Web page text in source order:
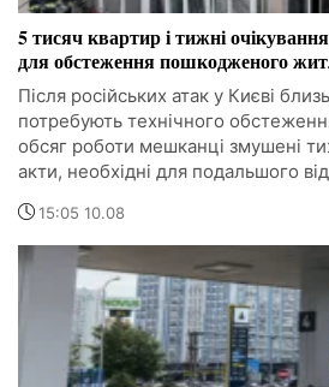
5 тисяч квартир і тижні
для обстеження пошкодженого
Після російських атак у Києві
потребують технічного
обсяг роботи мешканці змушені
акти, необхідні для подальшого
15:05 10.08